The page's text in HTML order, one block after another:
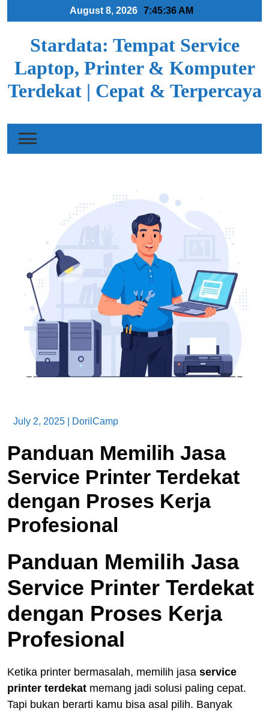
August 8, 2026 7:45:37 AM
Stardata: Tempat Service
Laptop, Printer & Komputer
Terdekat | Cepat & Terpercaya
July 2, 2025 DorilCamp
Panduan Memilih Jasa
Service Printer Terdekat
dengan Proses Kerja
Profesional
Panduan Memilih Jasa
Service Printer Terdekat
dengan Proses Kerja
Profesional
Ketika printer bermasalah, memilih jasa service
printer terdekat memang jadi solusi paling cepat.
Tapi bukan berarti kamu bisa asal pilih. Banyak